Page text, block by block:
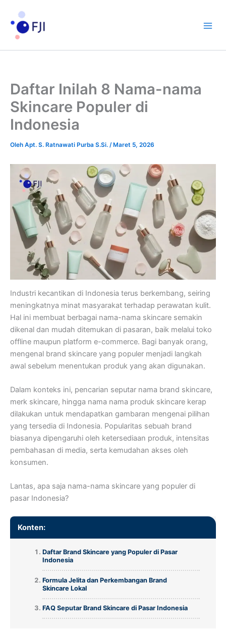
konten
Daftar Inilah 8 Nama-nama
Skincare Populer di
Indonesia
Oleh Apt. S. Ratnawati Purba S.Si. /Maret 5, 2026
Industri kecantikan di Indonesia terus berkembang, seiring
meningkatnya minat masyarakat terhadap perawatan kulit.
Hal ini membuat berbagai nama-nama skincare semakin
dikenal dan mudah ditemukan di pasaran, baik melalui toko
offline maupun platform e-commerce. Bagi banyak orang,
mengenal brand skincare yang populer menjadi langkah
awal sebelum menentukan produk yang akan digunakan.
Dalam konteks ini, pencarian seputar nama brand skincare,
merk skincare, hingga nama nama produk skincare kerap
dilakukan untuk mendapatkan gambaran mengenai pilihan
yang tersedia di Indonesia. Popularitas sebuah brand
biasanya dipengaruhi oleh ketersediaan produk, intensitas
pembahasan di media, serta kemudahan akses oleh
konsumen.
Lantas, apa saja nama-nama skincare yang populer di
pasar Indonesia?
Konten:
Daftar Brand Skincare yang Populer di Pasar
Indonesia
Formula Jelita dan Perkembangan Brand
Skincare Lokal
FAQ Seputar Brand Skincare di Pasar Indonesia